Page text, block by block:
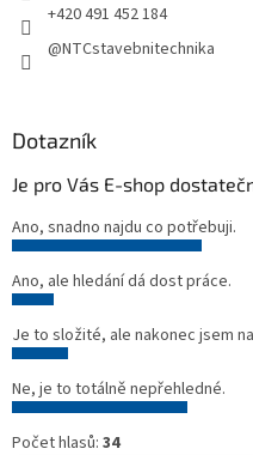
+420 491 452 184
@NTCstavebnitechnika
Dotazník
Je pro Vás E-shop
Ano, snadno najdu co potřebuji.
Ano, ale hledání dá dost práce.
Je to složité, ale nakonec jsem
Ne, je to totálně nepřehledné.
Počet hlasů: 34